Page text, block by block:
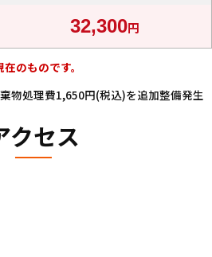
32,300円
のものです。
物処理費1,650円(税込)を追加整備発生
クセス